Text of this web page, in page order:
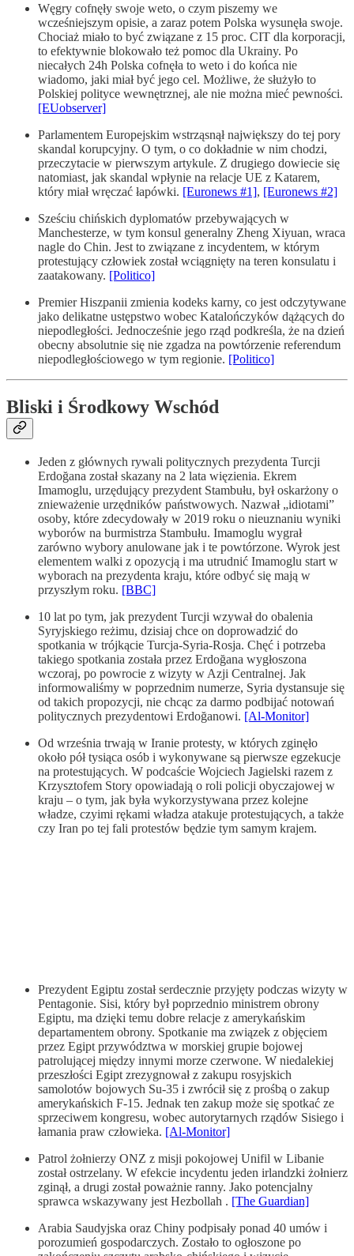
Węgry cofnęły swoje weto, o czym piszemy we
wcześniejszym opisie, a zaraz potem Polska wysunęła swoje.
Chociaż miało to być związane z 15 proc. CIT dla korporacji,
to efektywnie blokowało też pomoc dla Ukrainy. Po
niecałych 24h Polska cofnęła to weto i do końca nie
wiadomo, jaki miał być jego cel. Możliwe, że służyło to
Polskiej polityce wewnętrznej, ale nie można mieć pewności.
[EUobserver]
Parlamentem Europejskim wstrząsnął największy do tej pory
skandal korupcyjny. O tym, o co dokładnie w nim chodzi,
przeczytacie w pierwszym artykule. Z drugiego dowiecie się
natomiast, jak skandal wpłynie na relacje UE z Katarem,
który miał wręczać łapówki. [Euronews #1], [Euronews #2]
Sześciu chińskich dyplomatów przebywających w
Manchesterze, w tym konsul generalny Zheng Xiyuan, wraca
nagle do Chin. Jest to związane z incydentem, w którym
protestujący człowiek został wciągnięty na teren konsulatu i
zaatakowany. [Politico]
Premier Hiszpanii zmienia kodeks karny, co jest odczytywane
jako delikatne ustępstwo wobec Katalończyków dążących do
niepodległości. Jednocześnie jego rząd podkreśla, że na dzień
obecny absolutnie się nie zgadza na powtórzenie referendum
niepodległościowego w tym regionie. [Politico]
Bliski i Środkowy Wschód
Jeden z głównych rywali politycznych prezydenta Turcji
Erdoğana został skazany na 2 lata więzienia. Ekrem
Imamoglu, urzędujący prezydent Stambułu, był oskarżony o
znieważenie urzędników państwowych. Nazwał „idiotami”
osoby, które zdecydowały w 2019 roku o nieuznaniu wyniki
wyborów na burmistrza Stambułu. Imamoglu wygrał
zarówno wybory anulowane jak i te powtórzone. Wyrok jest
elementem walki z opozycją i ma utrudnić Imamoglu start w
wyborach na prezydenta kraju, które odbyć się mają w
przyszłym roku. [BBC]
10 lat po tym, jak prezydent Turcji wzywał do obalenia
Syryjskiego reżimu, dzisiaj chce on doprowadzić do
spotkania w trójkącie Turcja-Syria-Rosja. Chęć i potrzeba
takiego spotkania została przez Erdoğana wygłoszona
wczoraj, po powrocie z wizyty w Azji Centralnej. Jak
informowaliśmy w poprzednim numerze, Syria dystansuje się
od takich propozycji, nie chcąc za darmo podbijać notowań
politycznych prezydentowi Erdoğanowi. [Al-Monitor]
Od września trwają w Iranie protesty, w których zginęło
około pół tysiąca osób i wykonywane są pierwsze egzekucje
na protestujących. W podcaście Wojciech Jagielski razem z
Krzysztofem Story opowiadają o roli policji obyczajowej w
kraju – o tym, jak była wykorzystywana przez kolejne
władze, czyimi rękami władza atakuje protestujących, a także
czy Iran po tej fali protestów będzie tym samym krajem.
Prezydent Egiptu został serdecznie przyjęty podczas wizyty w
Pentagonie. Sisi, który był poprzednio ministrem obrony
Egiptu, ma dzięki temu dobre relacje z amerykańskim
departamentem obrony. Spotkanie ma związek z objęciem
przez Egipt przywództwa w morskiej grupie bojowej
patrolującej między innymi morze czerwone. W niedalekiej
przeszłości Egipt zrezygnował z zakupu rosyjskich
samolotów bojowych Su-35 i zwrócił się z prośbą o zakup
amerykańskich F-15. Jednak ten zakup może się spotkać ze
sprzeciwem kongresu, wobec autorytarnych rządów Sisiego i
łamania praw człowieka. [Al-Monitor]
Patrol żołnierzy ONZ z misji pokojowej Unifil w Libanie
został ostrzelany. W efekcie incydentu jeden irlandzki żołnierz
zginął, a drugi został poważnie ranny. Jako potencjalny
sprawca wskazywany jest Hezbollah . [The Guardian]
Arabia Saudyjska oraz Chiny podpisały ponad 40 umów i
porozumień gospodarczych. Zostało to ogłoszone po